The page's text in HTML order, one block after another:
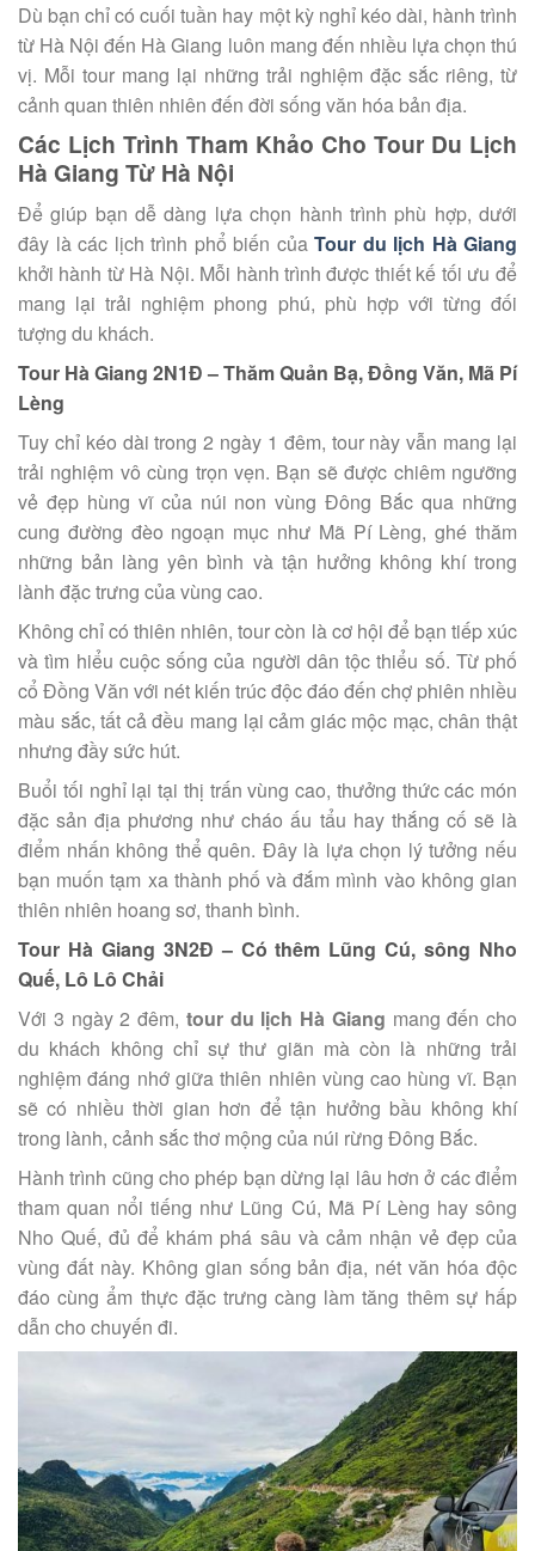
Dù bạn chỉ có cuối tuần hay một kỳ nghỉ kéo dài, hành trình
từ Hà Nội đến Hà Giang luôn mang đến nhiều lựa chọn thú
vị. Mỗi tour mang lại những trải nghiệm đặc sắc riêng, từ
cảnh quan thiên nhiên đến đời sống văn hóa bản địa.
Các Lịch Trình Tham Khảo Cho Tour Du Lịch
Hà Giang Từ Hà Nội
Để giúp bạn dễ dàng lựa chọn hành trình phù hợp, dưới
đây là các lịch trình phổ biến của Tour du lịch Hà Giang
khởi hành từ Hà Nội. Mỗi hành trình được thiết kế tối ưu để
mang lại trải nghiệm phong phú, phù hợp với từng đối
tượng du khách.
Tour Hà Giang 2N1Đ – Thăm Quản Bạ, Đồng Văn, Mã Pí
Lèng
Tuy chỉ kéo dài trong 2 ngày 1 đêm, tour này vẫn mang lại
trải nghiệm vô cùng trọn vẹn. Bạn sẽ được chiêm ngưỡng
vẻ đẹp hùng vĩ của núi non vùng Đông Bắc qua những
cung đường đèo ngoạn mục như Mã Pí Lèng, ghé thăm
những bản làng yên bình và tận hưởng không khí trong
lành đặc trưng của vùng cao.
Không chỉ có thiên nhiên, tour còn là cơ hội để bạn tiếp xúc
và tìm hiểu cuộc sống của người dân tộc thiểu số. Từ phố
cổ Đồng Văn với nét kiến trúc độc đáo đến chợ phiên nhiều
màu sắc, tất cả đều mang lại cảm giác mộc mạc, chân thật
nhưng đầy sức hút.
Buổi tối nghỉ lại tại thị trấn vùng cao, thưởng thức các món
đặc sản địa phương như cháo ấu tẩu hay thắng cố sẽ là
điểm nhấn không thể quên. Đây là lựa chọn lý tưởng nếu
bạn muốn tạm xa thành phố và đắm mình vào không gian
thiên nhiên hoang sơ, thanh bình.
Tour Hà Giang 3N2Đ – Có thêm Lũng Cú, sông Nho
Quế, Lô Lô Chải
Với 3 ngày 2 đêm, tour du lịch Hà Giang mang đến cho
du khách không chỉ sự thư giãn mà còn là những trải
nghiệm đáng nhớ giữa thiên nhiên vùng cao hùng vĩ. Bạn
sẽ có nhiều thời gian hơn để tận hưởng bầu không khí
trong lành, cảnh sắc thơ mộng của núi rừng Đông Bắc.
Hành trình cũng cho phép bạn dừng lại lâu hơn ở các điểm
tham quan nổi tiếng như Lũng Cú, Mã Pí Lèng hay sông
Nho Quế, đủ để khám phá sâu và cảm nhận vẻ đẹp của
vùng đất này. Không gian sống bản địa, nét văn hóa độc
đáo cùng ẩm thực đặc trưng càng làm tăng thêm sự hấp
dẫn cho chuyến đi.